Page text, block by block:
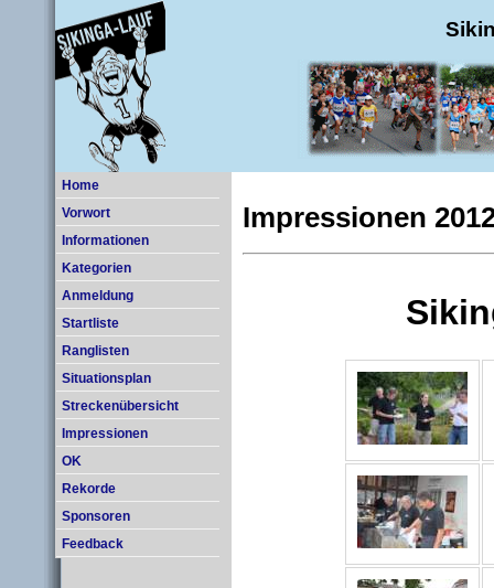
Home
Vorwort
Informationen
Kategorien
Anmeldung
Startliste
Ranglisten
Situationsplan
Streckenübersicht
Impressionen
OK
Rekorde
Sponsoren
Feedback
Impressionen